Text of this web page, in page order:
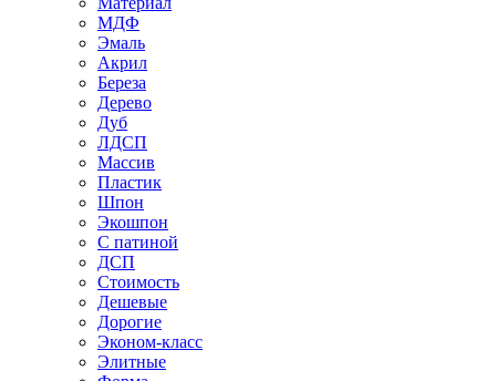
МДФ
Эмаль
Акрил
Береза
Дерево
Дуб
ЛДСП
Массив
Пластик
Шпон
Экошпон
С патиной
ДСП
Стоимость
Дешевые
Дорогие
Эконом-класс
Элитные